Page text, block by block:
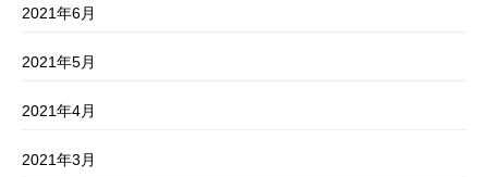
2021年6月
2021年5月
2021年4月
2021年3月